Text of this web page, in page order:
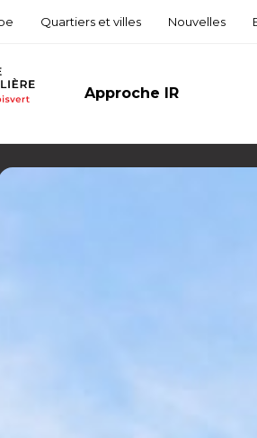
Quartiers et villes Nouvelles
Approche IR